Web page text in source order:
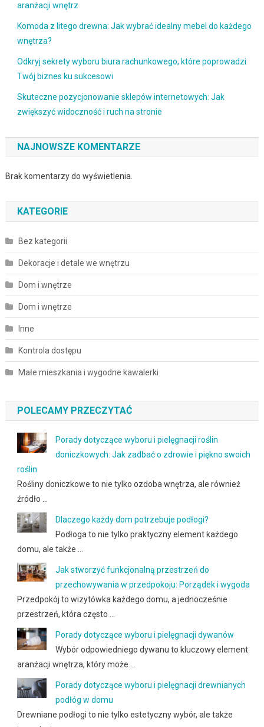
aranżacji wnętrz
Komoda z litego drewna: Jak wybrać idealny mebel do każdego
wnętrza?
Odkryj sekrety wyboru biura rachunkowego, które poprowadzi
Twój biznes ku sukcesowi
Skuteczne pozycjonowanie sklepów internetowych: Jak
zwiększyć widoczność i ruch na stronie
NAJNOWSZE KOMENTARZE
Brak komentarzy do wyświetlenia.
KATEGORIE
Bez kategorii
Dekoracje i detale we wnętrzu
Dom i wnętrze
Dom i wnętrze
Inne
Kontrola dostępu
Małe mieszkania i wygodne kawalerki
POLECAMY PRZECZYTAĆ
Porady dotyczące wyboru i pielęgnacji roślin
doniczkowych: Jak zadbać o zdrowie i piękno swoich
roślin
Rośliny doniczkowe to nie tylko ozdoba wnętrza, ale również
źródło …
Dlaczego każdy dom potrzebuje podłogi?
Podłoga to nie tylko praktyczny element każdego
domu, ale także …
Jak stworzyć funkcjonalną przestrzeń do
przechowywania w przedpokoju: Porządek i wygoda
Przedpokój to wizytówka każdego domu, a jednocześnie
przestrzeń, która często …
Porady dotyczące wyboru i pielęgnacji dywanów
Wybór odpowiedniego dywanu to kluczowy element
aranżacji wnętrza, który może …
Porady dotyczące wyboru i pielęgnacji drewnianych
podłóg w domu
Drewniane podłogi to nie tylko estetyczny wybór, ale także